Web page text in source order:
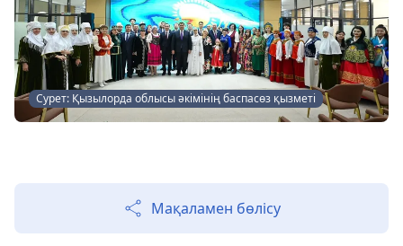
Сурет: Қызылорда облысы әкімінің баспасөз қызметі
Мақаламен бөлісу